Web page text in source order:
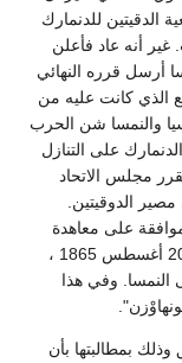
الدقيتين للدنمارك
أنه عاد فأعلن
أرسل قرره النهائي
الذي كانت عليه من
والنمسا شن الحرب
على التنازل
مجلس الاتحاد
مصير الدوقيتين.
على معاهدة
"جاستاين". وبموجب هذه الاتفاقية الموقعة في 20 أغسطس 1865 ،
النمسا. وفي هذا
وذلك بمطالبتها بأن